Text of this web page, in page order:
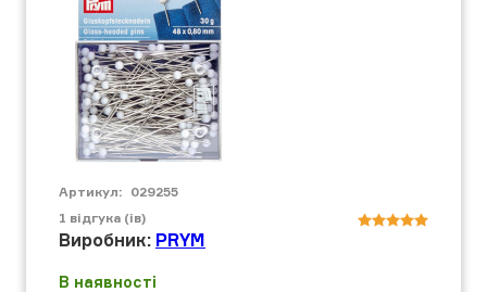
Артикул: 029255
1 відгука (ів)
Виробник: PRYM
В наявності